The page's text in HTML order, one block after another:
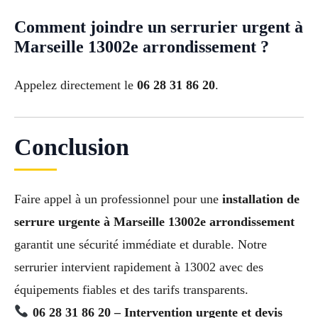
Comment joindre un serrurier urgent à
Marseille 13002e arrondissement ?
Appelez directement le 06 28 31 86 20.
Conclusion
Faire appel à un professionnel pour une installation de
serrure urgente à Marseille 13002e arrondissement
garantit une sécurité immédiate et durable. Notre
serrurier intervient rapidement à 13002 avec des
équipements fiables et des tarifs transparents.
06 28 31 86 20 – Intervention urgente et devis